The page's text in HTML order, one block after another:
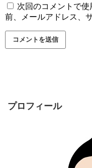
次回のコメントで
前、メールアドレス、
プロフィール